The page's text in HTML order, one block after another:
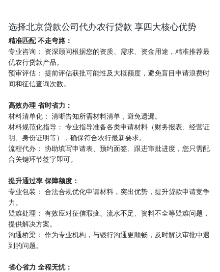
选择北京贷款公司代办农行贷款 享四大核心优势
精准匹配 不走弯路：
专业咨询： 资深顾问根据您的资质、需求、资金用途，精准推荐最
优农行贷款产品。
预审评估： 提前评估获批可能性及大概额度，避免盲目申请浪费时
间和征信查询次数。
高效办理 省时省力：
材料清单化： 清晰告知所需材料清单，避免遗漏。
材料规范化指导： 专业指导准备各类申请材料（财务报表、经营证
明、身份证明等），确保符合农行最新要求。
流程代办： 协助填写申请表、预约面签、跟进审批进度，您只需配
合关键环节签字即可。
提升通过率 保障额度：
专业包装： 合法合规优化申请材料，突出优势，提升贷款申请竞争
力。
疑难处理： 有效应对征信瑕疵、流水不足、资料不全等疑难问题，
提供解决方案。
沟通桥梁： 作为专业机构，与银行沟通更顺畅，及时解决审批中遇
到的问题。
省心省力 全程无忧：